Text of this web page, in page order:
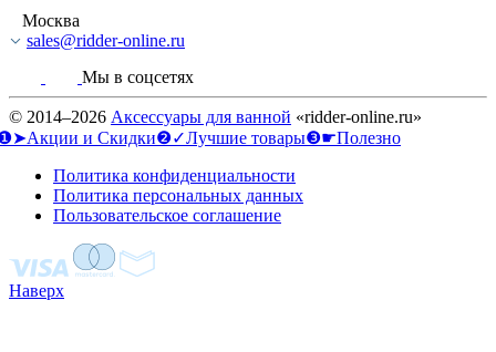
Москва
sales@ridder-online.ru
Мы в соцсетях
© 2014–2026 Аксессуары для ванной «ridder-online.ru»
и Скидки❷✓Лучшие товары❸☛Полезно
Политика конфиденциальности
Политика персональных данных
Пользовательское соглашение
Наверх